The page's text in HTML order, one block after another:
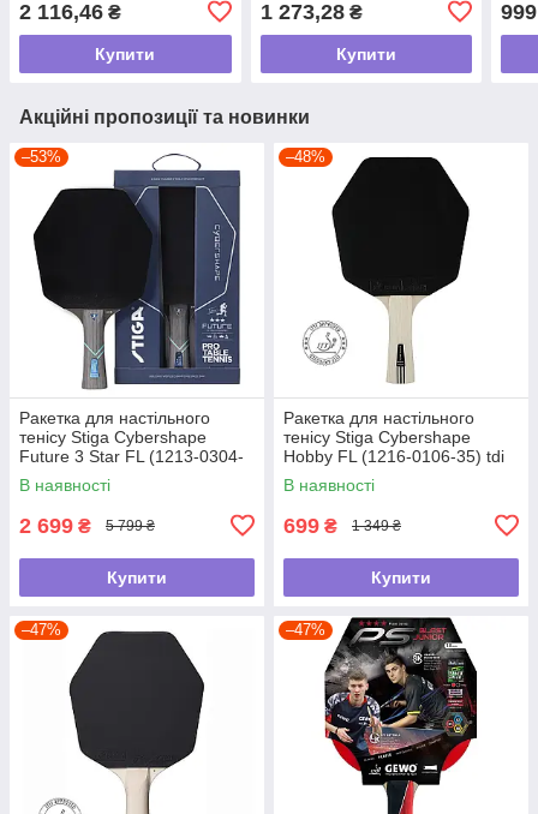
2 116,46 ₴
Купити
1 273,28₴
Купити
Акційні пропозиції та новинки
–53%
Ракетка для настільного
тенісу Stiga Cybershape
Future 3 Star FL (1213-0304-
35) tdi
В наявності
2 699 ₴ 5 799 ₴
Купити
–48%
Ракетка для настільного
тенісу Stiga Cybershape
Hobby FL (1216-0106-35) tdi
В наявності
699 ₴ 1 349 ₴
Купити
–47% –47%